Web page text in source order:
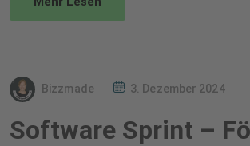
Bizzmade 3. Dezember 2024
Software Sprint –